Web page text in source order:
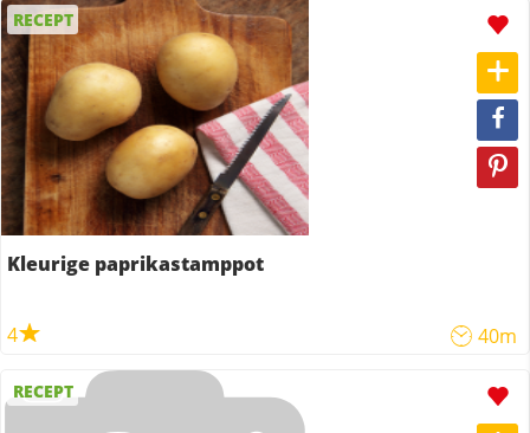
RECEPT
Kleurige paprikastamppot
4 40m
RECEPT